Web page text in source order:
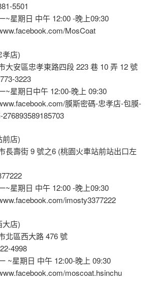
5501
~星期日 中午 12:00 -晚上09:30
MosCoat
孝店)
大安區忠孝東路四段 223 巷 10 弄 12 號
3223
~星期日中午 12:00-晚上 09:30
膜斯密碼-忠孝店-包膜-
前店)
長壽街 9 號之6 (桃園火車站前站出口左
~星期日 中午 12:00 -晚上09:30
imosty3377222
大店)
北區西大路 476 號
4998
~星期日 中午 12:00-晚上 09:30
moscoat.hsinchu